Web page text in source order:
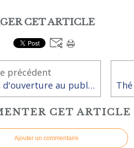
CET ARTICLE
précédent
Heures d'ouverture au public modifiées de la bibliothèque - ludothèque
CET ARTICLE
Ajouter un commentaire